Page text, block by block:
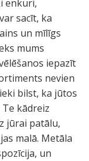
enkuri,
sacīt, ka
un mīlīgs
mums
iepazīt
nevien
bilst, ka jūtos
Te kādreiz
jūrai patālu,
malā. Metāla
un